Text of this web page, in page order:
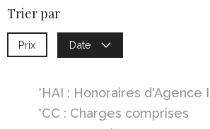
Trier par
Prix Date
*HAI : Honoraires d'Agence
*CC : Charges comprises